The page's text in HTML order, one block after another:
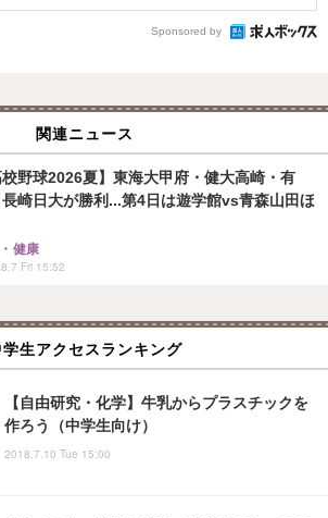
Sponsored by
関連ニュース
校野球2026夏】東海大甲府・健大高崎・有
長崎日大が勝利...第4日は遊学館vs青森山田ほ
健康
Fri 15:52
学生アクセスランキング
【自由研究・化学】牛乳からプラスチックを
作ろう（中学生向け）
2018.7.10 Tue 15:00